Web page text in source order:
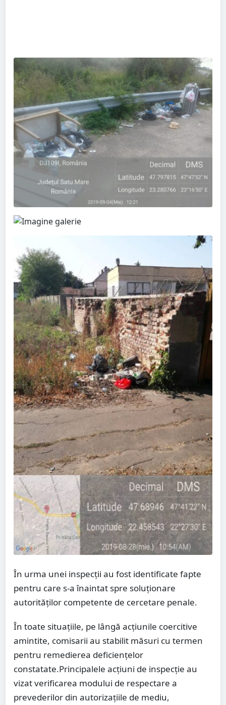
În urma unei inspecții au fost identificate fapte
pentru care s-a înaintat spre soluționare
autorităților competente de cercetare penale.
În toate situațiile, pe lângă acțiunile coercitive
amintite, comisarii au stabilit măsuri cu termen
pentru remedierea deficiențelor
constatate.Principalele acțiuni de inspecție au
vizat verificarea modului de respectare a
prevederilor din autorizațiile de mediu,